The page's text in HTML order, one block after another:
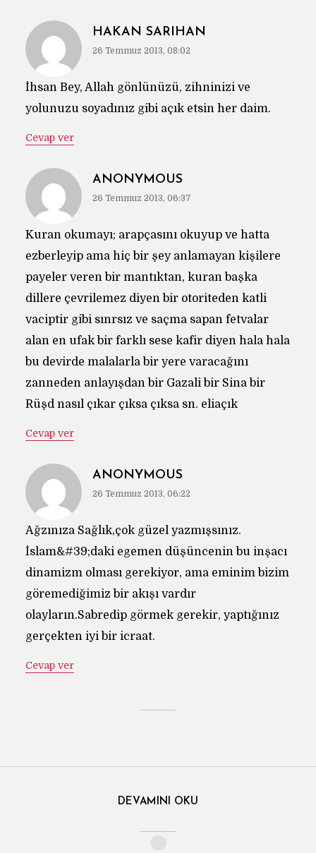
HAKAN SARIHAN
26 Temmuz 2013, 08:02
İhsan Bey, Allah gönlünüzü, zihninizi ve
yolunuzu soyadınız gibi açık etsin her daim.
Cevap ver
ANONYMOUS
26 Temmuz 2013, 06:37
Kuran okumayı; arapçasını okuyup ve hatta
ezberleyip ama hiç bir şey anlamayan kişilere
payeler veren bir mantıktan, kuran başka
dillere çevrilemez diyen bir otoriteden katli
vaciptir gibi sınrsız ve saçma sapan fetvalar
alan en ufak bir farklı sese kafir diyen hala hala
bu devirde malalarla bir yere varacağını
zanneden anlayışdan bir Gazali bir Sina bir
Rüşd nasıl çıkar çıksa çıksa sn. eliaçık
Cevap ver
ANONYMOUS
26 Temmuz 2013, 06:22
Ağzınıza Sağlık,çok güzel yazmışsınız.
İslam&#39;daki egemen düşüncenin bu inşacı
dinamizm olması gerekiyor, ama eminim bizim
göremediğimiz bir akışı vardır
olayların.Sabredip görmek gerekir, yaptığınız
gerçekten iyi bir icraat.
Cevap ver
DEVAMINI OKU